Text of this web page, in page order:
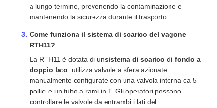
a lungo termine, prevenendo la contaminazione e
mantenendo la sicurezza durante il trasporto.
Come funziona il sistema di scarico del vagone
RTH11?
La RTH11 è dotata di unsistema di scarico di fondo a
doppio lato . utilizza valvole a sfera azionate
manualmente configurate con una valvola interna da 5
pollici e un tubo a rami in T. Gli operatori possono
controllare le valvole da entrambi i lati del